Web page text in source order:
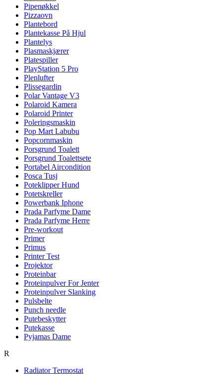
Pipenøkkel
Pizzaovn
Plantebord
Plantekasse På Hjul
Plantelys
Plasmaskjærer
Platespiller
PlayStation 5 Pro
Plenlufter
Plissegardin
Polar Vantage V3
Polaroid Kamera
Polaroid Printer
Poleringsmaskin
Pop Mart Labubu
Popcornmaskin
Porsgrund Toalett
Porsgrund Toalettsete
Portabel Aircondition
Posca Tusj
Poteklipper Hund
Potetskreller
Powerbank Iphone
Prada Parfyme Dame
Prada Parfyme Herre
Pre-workout
Primer
Primus
Printer Test
Projektor
Proteinbar
Proteinpulver For Jenter
Proteinpulver Slanking
Pulsbelte
Punch needle
Putebeskytter
Putekasse
Pyjamas Dame
R
Radiator Termostat